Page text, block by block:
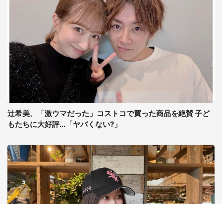
辻希美、「激ウマだった」コストコで買った商品を絶賛 子ど
もたちに大好評...「ヤバくない?」